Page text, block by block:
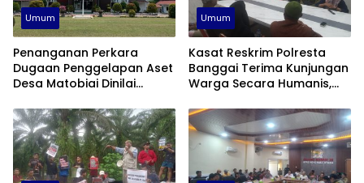
Umum
Penanganan Perkara
Dugaan Penggelapan Aset
Desa Matobiai Dinilai
Desak Segera Limpahkan
Berkas
Umum
Kasat Reskrim Polresta
Banggai Terima Kunjungan
Warga Secara Humanis,
PT KLS Secara Profesional